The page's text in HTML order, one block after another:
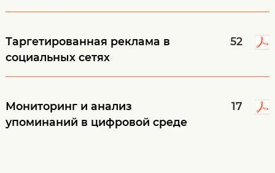
Таргетированная реклама в
социальных сетях
52
Мониторинг и анализ
упоминаний в цифровой среде
17